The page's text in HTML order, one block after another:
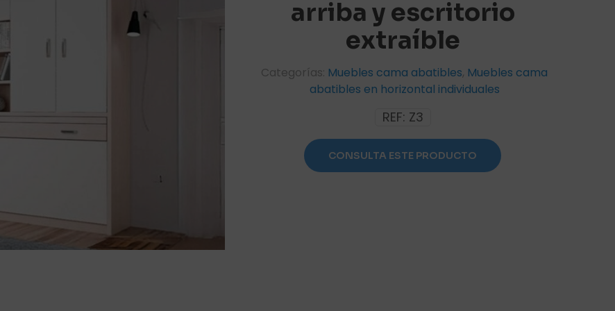
arriba y escritorio
extraíble
REF: Z3
Categorías: Muebles cama abatibles, Muebles cama
abatibles en horizontal individuales
CONSULTA ESTE PRODUCTO